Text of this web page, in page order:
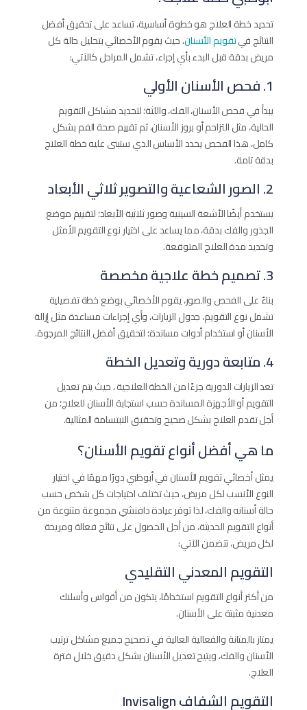
تحديد خطة العلاج هو خطوة أساسية، تساعد على تحقيق أفضل
النتائج فيتقويم الأسنان، حيث يقوم الأخصائي بتحليل حالة كل
مريض بدقة قبل البدء بأي إجراء، تشمل المراحل كالآتي:
1. فحص الأسنان الأولي
يبدأ في فحص الأسنان، الفك، واللثة؛ لتحديد مشاكل التقويم
الحالية، مثل التزاحم أو بروز الأسنان، ثم تقييم صحة الفم بشكل
كامل، هذا الفحص يحدد الأساس الذي ستبنى عليه خطة العلاج
بدقة تامة.
2. الصور الشعاعية والتصوير ثلاثي الأبعاد
يستخدم أيضًا الأشعة السينية وصور ثلاثية الأبعاد؛ لتقييم موضع
الجذور والفك بدقة، مما يساعد على اختيار نوع التقويم الأمثل
وتحديد مدة العلاج المتوقعة.
3. تصميم خطة علاجية مخصصة
بناءً على الفحص والصور، يقوم الأخصائي بوضع خطة تفصيلية
تشمل نوع التقويم، جدول الزيارات، وأي إجراءات مساعدة مثل إزالة
الأسنان أو استخدام أدوات مساندة؛ لتحقيق أفضل النتائج المرجوة.
4. متابعة دورية وتعديل الخطة
تعد الزيارات الدورية جزءًا من الخطة العلاجية ، حيث يتم تعديل
التقويم أو الأجهزة المساندة حسب استجابة الأسنان للعلاج؛ من
أجل تقدم العلاج بشكل صحيح وتحقيق الابتسامة المثالية.
ما هي أفضل أنواع تقويم الأسنان؟
يمثل أخصائي تقويم الأسنان في أبوظبي دورًا مهمًا في اختيار
النوع الأنسب لكل مريض، حيث تختلف احتياجات كل شخص حسب
حالة أسنانه والفك، لذا توفر عيادة دافنشي مجموعة متنوعة من
أنواع التقويم الحديثة، من أجل الحصول على نتائج فعالة ومريحة
لكل مريض، تتضمن الآتي:
التقويم المعدني التقليدي
من أكثر أنواع التقويم استخدامًا، يتكون من أقواس وأسلاك
معدنية مثبتة على الأسنان.
يمتاز بالمتانة والفعالية العالية في تصحيح جميع مشاكل ترتيب
الأسنان والفك، ويتيح تعديل الأسنان بشكل دقيق خلال فترة
العلاج.
التقويم الشفاف Invisalign